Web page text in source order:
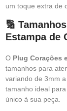
um toque extra de
🔢
Estampa de
O Plug Corações
tamanhos para
variando de 3mm
tamanho ideal
único à sua peça.